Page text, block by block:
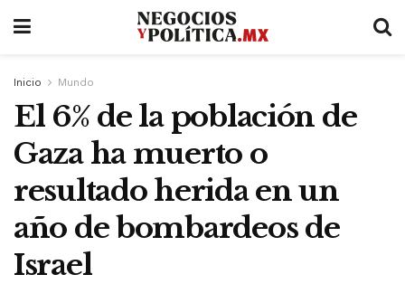
Inicio Mundo
El 6% de la población de
Gaza ha muerto o
resultado herida en un
año de bombardeos de
Israel